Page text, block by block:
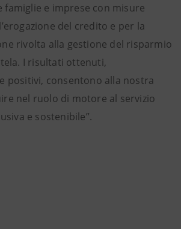
famiglie e imprese con misure
del credito e per la
rivolta alla gestione del risparmio
I risultati ottenuti,
positivi, consentono alla nostra
nel ruolo di motore al servizio
e sostenibile”.